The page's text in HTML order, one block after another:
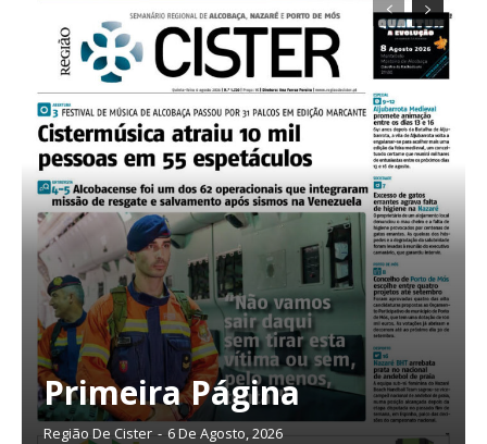
Primeira Página
Região De Cister - 6 De Agosto, 2026